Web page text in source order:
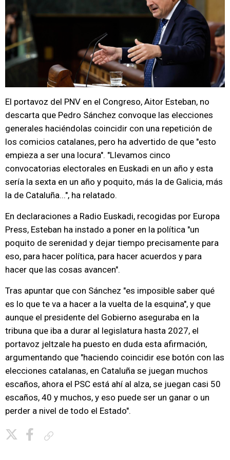
El portavoz del PNV en el Congreso, Aitor Esteban, no
descarta que Pedro Sánchez convoque las elecciones
generales haciéndolas coincidir con una repetición de
los comicios catalanes, pero ha advertido de que "esto
empieza a ser una locura". "Llevamos cinco
convocatorias electorales en Euskadi en un año y esta
sería la sexta en un año y poquito, más la de Galicia, más
la de Cataluña...", ha relatado.
En declaraciones a Radio Euskadi, recogidas por Europa
Press, Esteban ha instado a poner en la política "un
poquito de serenidad y dejar tiempo precisamente para
eso, para hacer política, para hacer acuerdos y para
hacer que las cosas avancen".
Tras apuntar que con Sánchez "es imposible saber qué
es lo que te va a hacer a la vuelta de la esquina", y que
aunque el presidente del Gobierno aseguraba en la
tribuna que iba a durar al legislatura hasta 2027, el
portavoz jeltzale ha puesto en duda esta afirmación,
argumentando que "haciendo coincidir ese botón con las
elecciones catalanas, en Cataluña se juegan muchos
escaños, ahora el PSC está ahí al alza, se juegan casi 50
escaños, 40 y muchos, y eso puede ser un ganar o un
perder a nivel de todo el Estado".